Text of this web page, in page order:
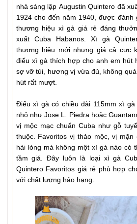
nhà sáng lập Augustin Quintero đã
1924 cho đến năm 1940, được
thương hiệu xì gà giá rẻ đáng
xuất Cuba Habanos. Xì gà
thương hiệu mới nhưng giá cả cực
điếu xì gà thích hợp cho anh em hút
sợ vỡ túi, hương vị vừa đủ, không
hút rất mượt.
Điếu xì gà có chiều dài 115mm xì
nhỏ như Jose L. Piedra hoặc
vị mộc mạc chuẩn Cuba như gỗ
thuộc. Favoritos vị thảo mộc, vị
hài lòng mà không một xì gà nào có
tầm giá. Đây luôn là loại xì gà
Quintero Favoritos giá rẻ phù hợp
với chất lượng hảo hạng.